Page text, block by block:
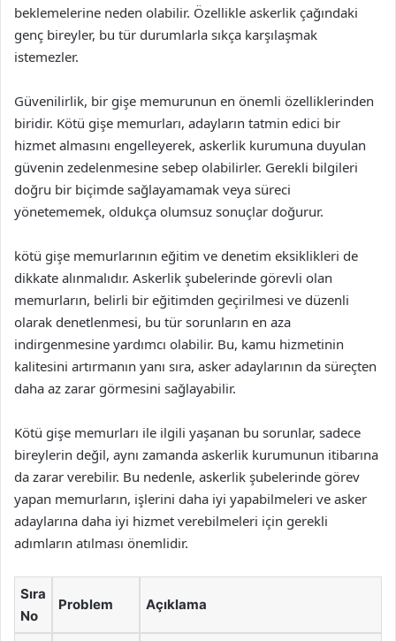
beklemelerine neden olabilir. Özellikle askerlik çağındaki
genç bireyler, bu tür durumlarla sıkça karşılaşmak
istemezler.
Güvenilirlik, bir gişe memurunun en önemli özelliklerinden
biridir. Kötü gişe memurları, adayların tatmin edici bir
hizmet almasını engelleyerek, askerlik kurumuna duyulan
güvenin zedelenmesine sebep olabilirler. Gerekli bilgileri
doğru bir biçimde sağlayamamak veya süreci
yönetememek, oldukça olumsuz sonuçlar doğurur.
kötü gişe memurlarının eğitim ve denetim eksiklikleri de
dikkate alınmalıdır. Askerlik şubelerinde görevli olan
memurların, belirli bir eğitimden geçirilmesi ve düzenli
olarak denetlenmesi, bu tür sorunların en aza
indirgenmesine yardımcı olabilir. Bu, kamu hizmetinin
kalitesini artırmanın yanı sıra, asker adaylarının da süreçten
daha az zarar görmesini sağlayabilir.
Kötü gişe memurları ile ilgili yaşanan bu sorunlar, sadece
bireylerin değil, aynı zamanda askerlik kurumunun itibarına
da zarar verebilir. Bu nedenle, askerlik şubelerinde görev
yapan memurların, işlerini daha iyi yapabilmeleri ve asker
adaylarına daha iyi hizmet verebilmeleri için gerekli
adımların atılması önemlidir.
Sıra
No
Problem Açıklama